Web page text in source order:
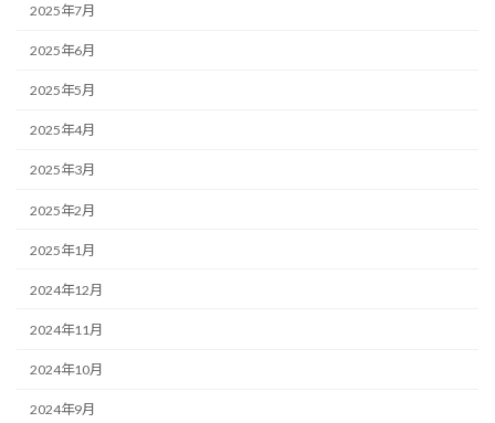
2025年7月
2025年6月
2025年5月
2025年4月
2025年3月
2025年2月
2025年1月
2024年12月
2024年11月
2024年10月
2024年9月